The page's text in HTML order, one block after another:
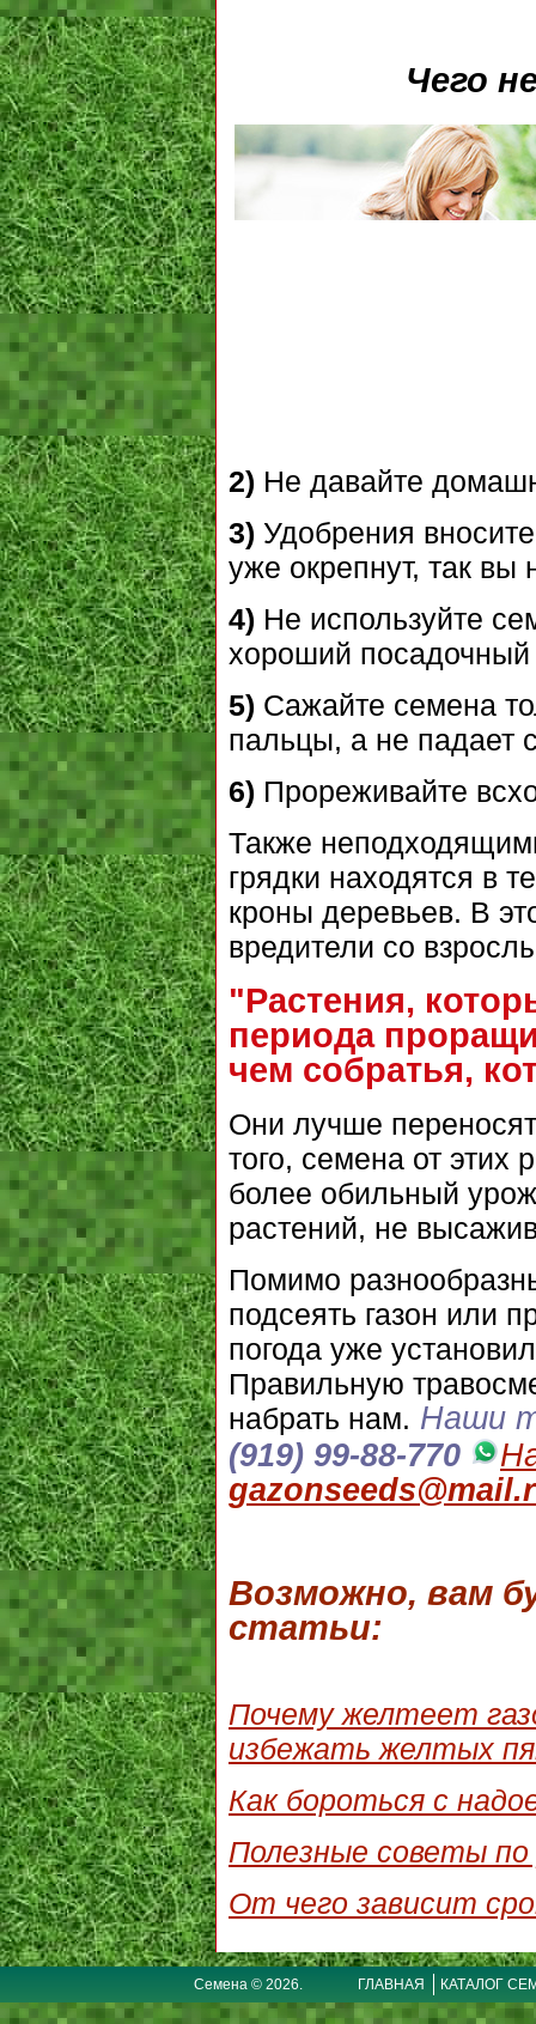
Чего
2) Не давайте
3) Удобрения
уже окрепнут, так вы
4) Не используйте
хороший
5) Сажайте семена
пальцы, а не падает
6) Прореживайте
Также
грядки находятся в
кроны деревьев. В
вредители со
"Растения,
периода
чем собратья,
Они лучше
того, семена от этих
более обильный
растений, не
Помимо
подсеять газон или
погода уже
Правильную
набрать нам. Наши
(919) 99-88-770
Возможно, вам
статьи:
Почему желтеет
избежать желтых
Как бороться с
Полезные советы по
От чего зависит
Семена © 2026. ГЛАВНАЯ КАТАЛОГ